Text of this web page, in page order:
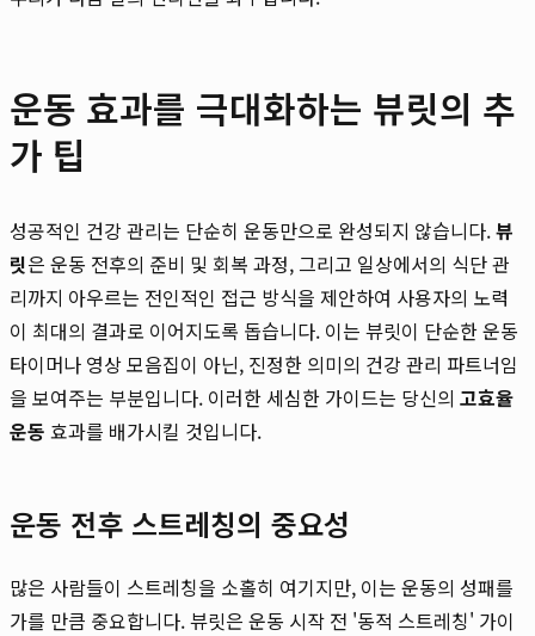
운동 효과를 극대화하는 뷰릿의 추
가 팁
성공적인 건강 관리는 단순히 운동만으로 완성되지 않습니다.뷰
릿은 운동 전후의 준비 및 회복 과정, 그리고 일상에서의 식단 관
리까지 아우르는 전인적인 접근 방식을 제안하여 사용자의 노력
이 최대의 결과로 이어지도록 돕습니다. 이는 뷰릿이 단순한 운동
타이머나 영상 모음집이 아닌, 진정한 의미의 건강 관리 파트너임
을 보여주는 부분입니다. 이러한 세심한 가이드는 당신의 고효율
운동 효과를 배가시킬 것입니다.
운동 전후 스트레칭의 중요성
많은 사람들이 스트레칭을 소홀히 여기지만, 이는 운동의 성패를
가를 만큼 중요합니다. 뷰릿은 운동 시작 전 '동적 스트레칭' 가이